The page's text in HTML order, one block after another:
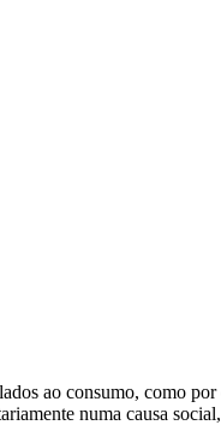
ao consumo, como
numa causa